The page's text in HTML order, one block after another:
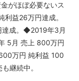
がほぼ必要ないス
益26万円達成。
達成。◆2019年3月
5月 売上 800万円
万円 純利益 100
継続中。